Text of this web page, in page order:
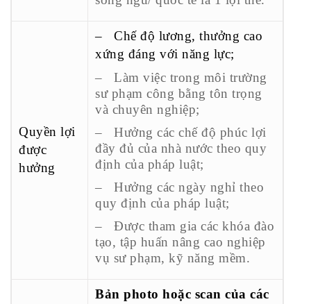
Quyền lợi
được
hưởng
– Chế độ lương, thưởng cao
xứng đáng với năng lực;
– Làm việc trong môi trường
sư phạm công bằng tôn trọng
và chuyên nghiệp;
– Hưởng các chế độ phúc lợi
đầy đủ của nhà nước theo quy
định của pháp luật;
– Hưởng các ngày nghỉ theo
quy định của pháp luật;
– Được tham gia các khóa đào
tạo, tập huấn nâng cao nghiệp
vụ sư phạm, kỹ năng mềm.
Bản photo hoặc scan của các